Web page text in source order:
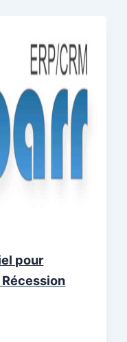
pour